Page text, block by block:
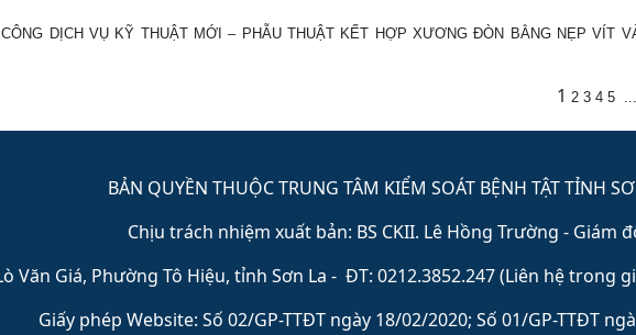
DỊCH VỤ KỸ THUẬT MỚI – PHẪU THUẬT KẾT HỢP XƯƠNG ĐÒN BẰNG NẸP VÍT
1 2 3 4 5
BẢN QUYỀN THUỘC TRUNG TÂM KIỂM SOÁT BỆNH TẬT TỈNH
Chịu trách nhiệm xuất bản: BS CKII. Lê Hồng Trường - Giám
Văn Giá, Phường Tô Hiệu, tỉnh Sơn La - ĐT: 0212.3852.247 (Liên hệ trong
Giấy phép Website: Số 02/GP-TTĐT ngày 18/02/2020; Số 01/GP-TTĐT